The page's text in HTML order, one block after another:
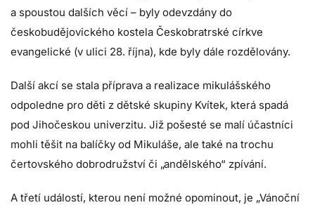
a spoustou dalších věcí – byly odevzdány do
českobudějovického kostela Českobratrské církve
evangelické (v ulici 28. října), kde byly dále rozdělovány.
Další akcí se stala příprava a realizace mikulášského
odpoledne pro děti z dětské skupiny Kvítek, která spadá
pod Jihočeskou univerzitu. Již pošesté se malí účastníci
mohli těšit na balíčky od Mikuláše, ale také na trochu
čertovského dobrodružství či „andělského“ zpívání.
A třetí událostí, kterou není možné opominout, je „Vánoční